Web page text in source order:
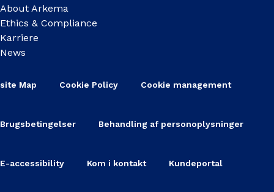
About Arkema
Ethics & Compliance
Karriere
News
site Map Cookie Policy Cookie management
Brugsbetingelser Behandling af personoplysninger
E-accessibility Kom i kontakt Kundeportal